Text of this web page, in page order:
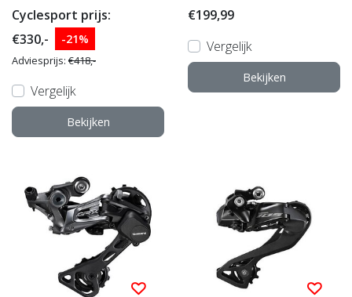
Cyclesport prijs:
€330,-
-21%
Adviesprijs: €418,-
Vergelijk
Bekijken
€199,99
Vergelijk
Bekijken